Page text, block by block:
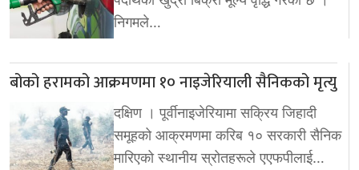
निगमले…
बोको हरामको आक्रमणमा १० नाइजेरियाली सैनिकको मृत्यु
दक्षिण । पूर्वीनाइजेरियामा सक्रिय जिहादी
समूहको आक्रमणमा करिब १० सरकारी सैनिक
मारिएको स्थानीय स्रोतहरूले एएफपीलाई…